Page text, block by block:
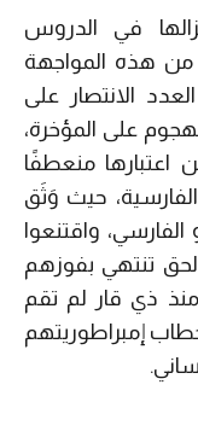
في الدروس
من هذه المواجهة
الانتصار على
على المؤخرة،
اعتبارها منعطفًا
حيث وَثَق
واقتنعوا
تنتهي بفوزهم
ذي قار لم تقم
إمبراطوريتهم